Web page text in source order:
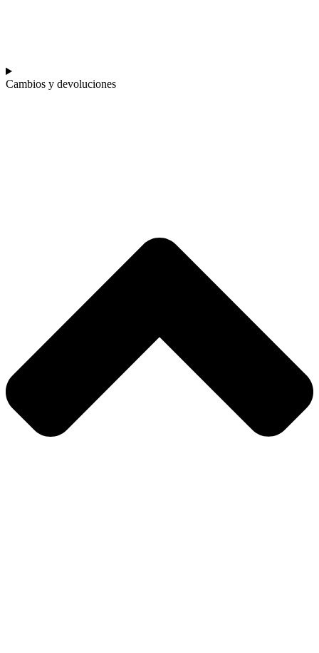
Cambios y devoluciones